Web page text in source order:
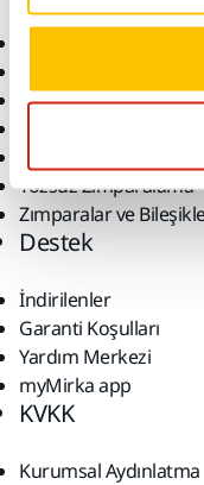
Malzemeler
Öne Çıkanlar
Tozsuz Zımparalama
Zımparalar ve
Destek
İndirilenler
Garanti Koşulları
Yardım Merkezi
myMirka app
KVKK
Kurumsal Aydınlatma